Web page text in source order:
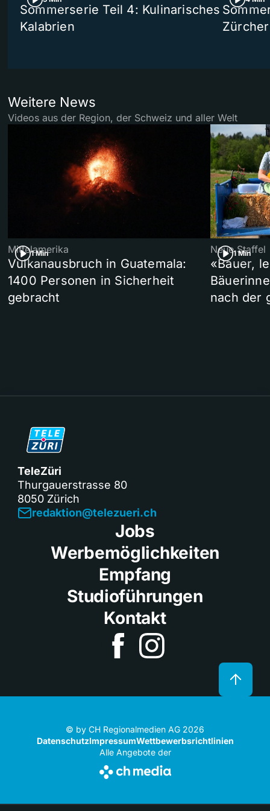
Sommerserie Teil 4: Kulinarisches
Kalabrien
Weitere News
Videos aus der Region, der Schweiz und aller Welt
1 Min
Mittelamerika
Vulkanausbruch in Guatemala:
1400 Personen in Sicherheit
gebracht
1 Min
Neue Staffel
«Bauer,
nach der
TeleZüri
Thurgauerstrasse 80
8050 Zürich
redaktion@telezueri.ch
Jobs
Werbemöglichkeiten
Empfang
Studioführungen
Kontakt
© by CH Regionalmedien AG 2026
DatenschutzImpressumWettbewerbsrichtlinien
Alle Angebote der